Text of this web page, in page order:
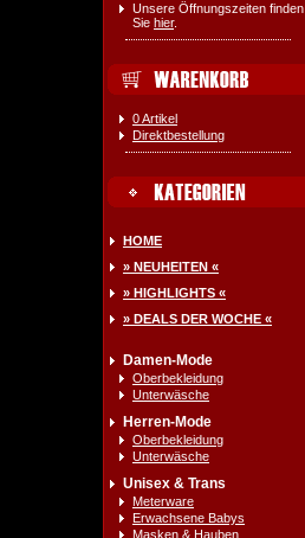
Unsere Öffnungszeiten finden
Sie hier.
0 Artikel
Direktbestellung
HOME
» NEUHEITEN «
» HIGHLIGHTS «
» DEALS DER WOCHE «
Damen-Mode
Oberbekleidung
Unterwäsche
Herren-Mode
Oberbekleidung
Unterwäsche
Unisex & Trans
Meterware
Erwachsene Babys
Masken & Hauben